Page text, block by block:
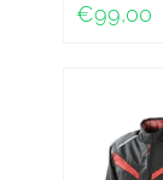
€99,00